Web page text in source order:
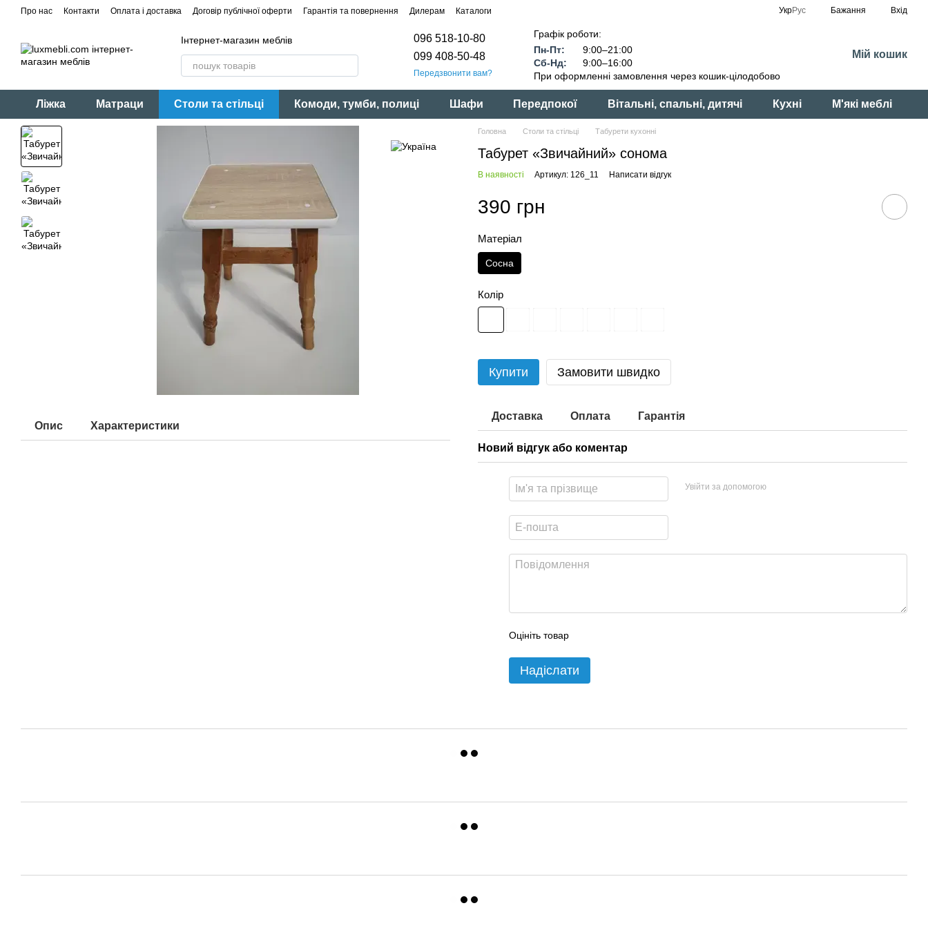
Перейти до основного контенту
Про нас Контакти Оплата і доставка Договір публічної оферти Гарантія та повернення Дилерам Каталоги УкрРус Бажання Вхід
Інтернет-магазин меблів
096 518-10-80
099 408-50-48
Передзвонити вам?
Графік роботи:
Пн-Пт:
9:00–21:00
Сб-Нд:
9:00–16:00
При оформленні замовлення через кошик-цілодобово
Мій кошик
Ліжка Матраци Столи та стільці Комоди, тумби, полиці Шафи Передпокої Вітальні, спальні, дитячі Кухні М'які меблі
Опис Характеристики
Головна Столи та стільці Табурети кухонні
Табурет «Звичайний» сонома
В наявності Артикул: 126_11 Написати відгук
390 грн
Матеріал
Сосна
Колір
Купити Замовити швидко
Доставка Оплата Гарантія
Новий відгук або коментар
Увійти за допомогою
Оцініть товар
Надіслати